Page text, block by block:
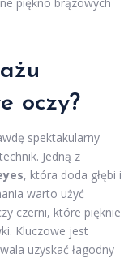
oczy?
spektakularny
Jedną z
, która doda głębi i
warto użyć
czerni, które pięknie
Kluczowe jest
uzyskać łagodny